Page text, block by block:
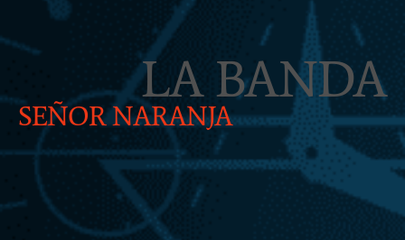
LA BANDA
SEÑOR NARANJA